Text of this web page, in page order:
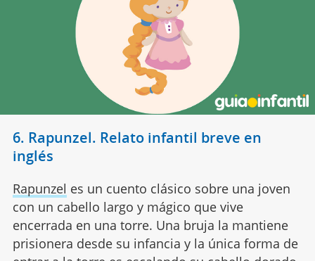
6. Rapunzel. Relato infantil breve en
inglés
Rapunzel es un cuento clásico sobre una joven
con un cabello largo y mágico que vive
encerrada en una torre. Una bruja la mantiene
prisionera desde su infancia y la única forma de